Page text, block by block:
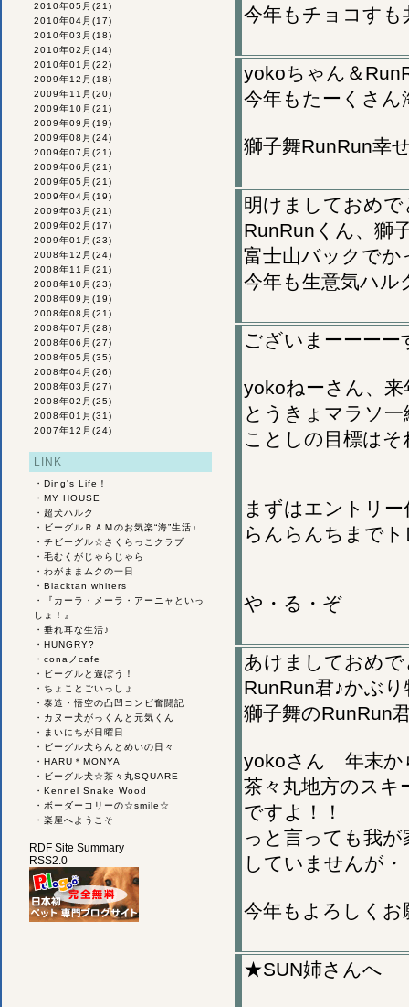
2010年05月 (21)
2010年04月 (17)
2010年03月 (18)
2010年02月 (14)
2010年01月 (22)
2009年12月 (18)
2009年11月 (20)
2009年10月 (21)
2009年09月 (19)
2009年08月 (24)
2009年07月 (21)
2009年06月 (21)
2009年05月 (21)
2009年04月 (19)
2009年03月 (21)
2009年02月 (17)
2009年01月 (23)
2008年12月 (24)
2008年11月 (21)
2008年10月 (23)
2008年09月 (19)
2008年08月 (21)
2008年07月 (28)
2008年06月 (27)
2008年05月 (35)
2008年04月 (26)
2008年03月 (27)
2008年02月 (25)
2008年01月 (31)
2007年12月 (24)
LINK
・ Ding's Life！
・ MY HOUSE
・ 超犬ハルク
・
ビーグルＲＡＭのお気楽“海”生活♪
・ チビーグル☆さくらっこクラブ
・ 毛むくがじゃらじゃら
・ わがままムクの一日
・ Blacktan whiters
・
『カーラ・メーラ・アーニャといっ
しょ！』
・ 垂れ耳な生活♪
・ HUNGRY?
・ conaノcafe
・
ビーグルと遊ぼう！
・ ちょことごいっしょ
・ 泰造・悟空の凸凹コンビ奮闘記
・ カヌー犬がっくんと元気くん
・
まいにちが日曜日
・
ビーグル犬らんとめいの日々
・ HARU＊MONYA
・
ビーグル犬☆茶々丸SQUARE
・ Kennel Snake Wood
・ ボーダーコリーの☆smile☆
・ 楽屋へようこそ
RDF Site Summary
RSS2.0
今年もチョコす
yokoちゃん＆
今年もたーくさん
獅子舞RunRun幸
明けましておめ
RunRunくん、獅
富士山バックで
今年も生意気ハル
ございまーーーー
yokoねーさん、
とうきょマラソ
ことしの目標は
まずはエントリ
らんらんちまで
や・る・ぞ
あけましておめ
RunRun君♪かぶ
獅子舞のRunRun
yokoさん 年末か
茶々丸地方のスキ
ですよ！！
っと言っても我
していませんが・
今年もよろしくお
★SUN姉さんへ